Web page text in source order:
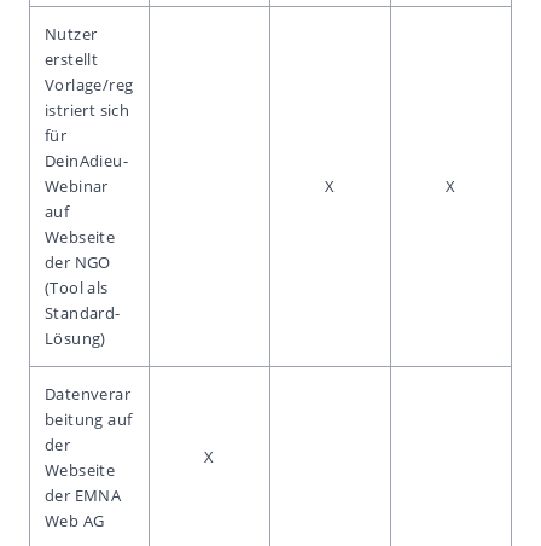
Nutzer
erstellt
Vorlage/reg
istriert sich
für
DeinAdieu-
Webinar
auf
Webseite
der NGO
(Tool als
Standard-
Lösung)
X X
Datenverar
beitung auf
der
Webseite
der EMNA
Web AG
X